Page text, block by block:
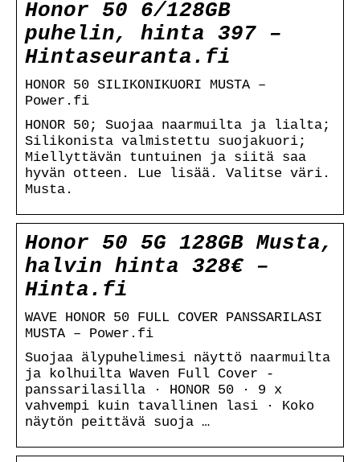
Honor 50 6/128GB
puhelin, hinta 397 –
Hintaseuranta.fi
HONOR 50 SILIKONIKUORI MUSTA –
Power.fi
HONOR 50; Suojaa naarmuilta ja lialta;
Silikonista valmistettu suojakuori;
Miellyttävän tuntuinen ja siitä saa
hyvän otteen. Lue lisää. Valitse väri.
Musta.
Honor 50 5G 128GB Musta,
halvin hinta 328€ –
Hinta.fi
WAVE HONOR 50 FULL COVER PANSSARILASI
MUSTA – Power.fi
Suojaa älypuhelimesi näyttö naarmuilta
ja kolhuilta Waven Full Cover -
panssarilasilla · HONOR 50 · 9 x
vahvempi kuin tavallinen lasi · Koko
näytön peittävä suoja …